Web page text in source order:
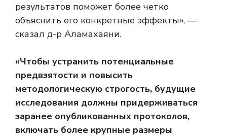
результатов поможет более четко
объяснить его конкретные эффекты», —
сказал д-р Аламахаяни.
«Чтобы устранить потенциальные
предвзятости и повысить
методологическую строгость, будущие
исследования должны придерживаться
заранее опубликованных протоколов,
включать более крупные размеры